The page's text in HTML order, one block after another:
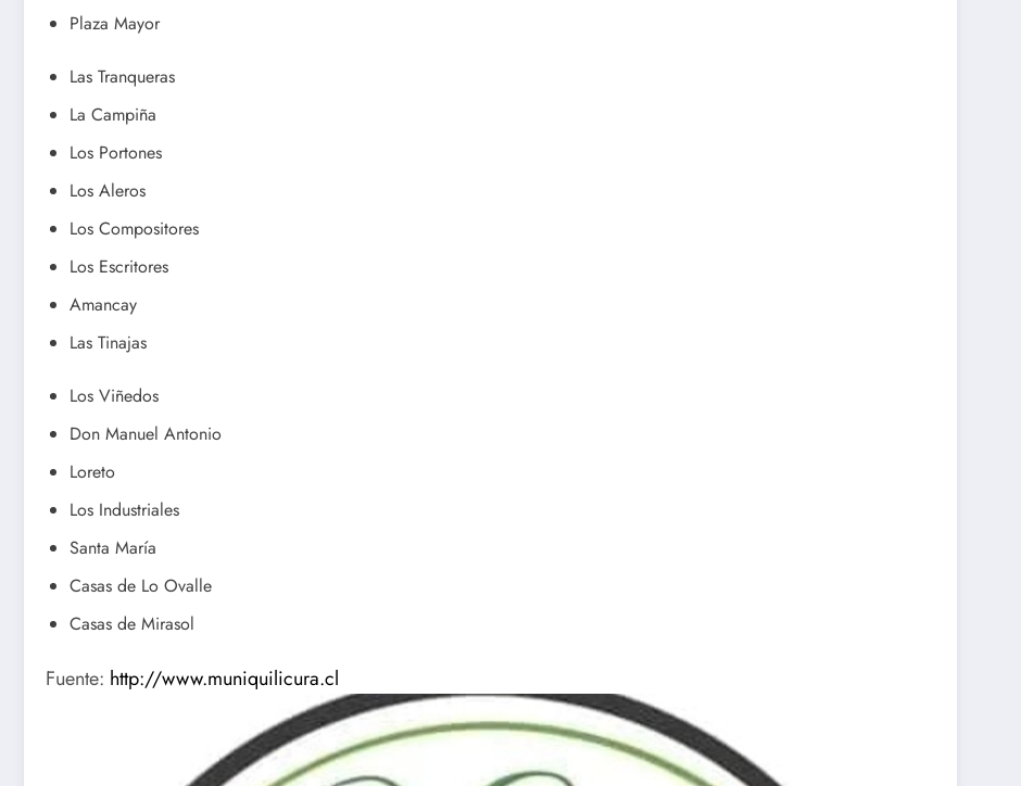
Plaza Mayor
Las Tranqueras
La Campiña
Los Portones
Los Aleros
Los Compositores
Los Escritores
Amancay
Las Tinajas
Los Viñedos
Don Manuel Antonio
Loreto
Los Industriales
Santa María
Casas de Lo Ovalle
Casas de Mirasol
Fuente: http://www.muniquilicura.cl